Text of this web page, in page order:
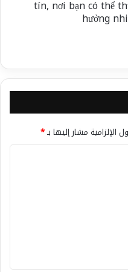
tín, nơi bạn có thể
hưởng
الإلزامية مشار إليها بـ*